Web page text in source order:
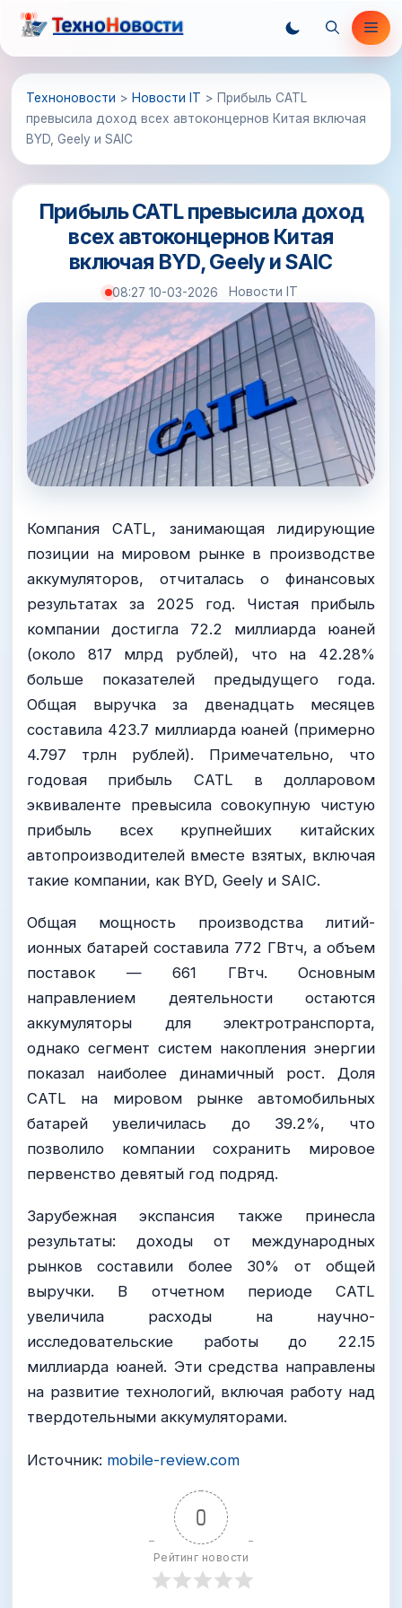
Перейти
содержимому
Техноновости > Новости IT > Прибыль CATL
превысила доход всех автоконцернов Китая включая
BYD, Geely и SAIC
Прибыль CATL превысила доход
всех автоконцернов Китая
включая BYD, Geely и SAIC
08:27 10-03-2026 Новости IT
Компания CATL, занимающая лидирующие
позиции на мировом рынке в производстве
аккумуляторов, отчиталась о финансовых
результатах за 2025 год. Чистая прибыль
компании достигла 72.2 миллиарда юаней
(около 817 млрд рублей), что на 42.28%
больше показателей предыдущего года.
Общая выручка за двенадцать месяцев
составила 423.7 миллиарда юаней (примерно
4.797 трлн рублей). Примечательно, что
годовая прибыль CATL в долларовом
эквиваленте превысила совокупную чистую
прибыль всех крупнейших китайских
автопроизводителей вместе взятых, включая
такие компании, как BYD, Geely и SAIC.
Общая мощность производства литий-
ионных батарей составила 772 ГВтч, а объем
поставок — 661 ГВтч. Основным
направлением деятельности остаются
аккумуляторы для электротранспорта,
однако сегмент систем накопления энергии
показал наиболее динамичный рост. Доля
CATL на мировом рынке автомобильных
батарей увеличилась до 39.2%, что
позволило компании сохранить мировое
первенство девятый год подряд.
Зарубежная экспансия также принесла
результаты: доходы от международных
рынков составили более 30% от общей
выручки. В отчетном периоде CATL
увеличила расходы на научно-
исследовательские работы до 22.15
миллиарда юаней. Эти средства направлены
на развитие технологий, включая работу над
твердотельными аккумуляторами.
Источник: mobile-review.com
0
Рейтинг новости